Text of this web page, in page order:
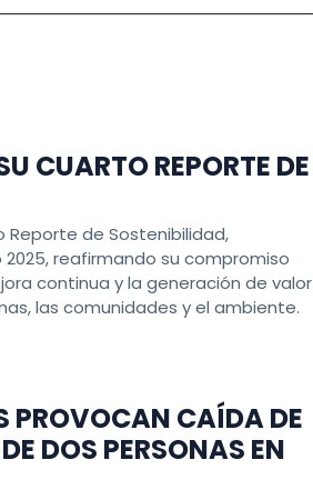
CUARTO REPORTE DE
Reporte de Sostenibilidad,
reafirmando su compromiso
continua y la generación de valor
las comunidades y el ambiente.
PROVOCAN CAÍDA DE
DOS PERSONAS EN